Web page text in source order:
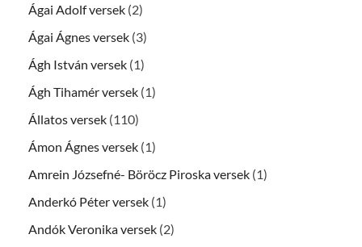
Ágai Adolf versek (2)
Ágai Ágnes versek (3)
Ágh István versek (1)
Ágh Tihamér versek (1)
Állatos versek (110)
Ámon Ágnes versek (1)
Amrein Józsefné- Böröcz Piroska versek (1)
Anderkó Péter versek (1)
Andók Veronika versek (2)